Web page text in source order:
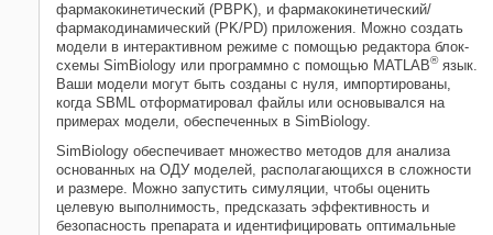
Симуляция
Оценка
Развертывание
фармакокинетический (PBPK), и фармакокинетический/
фармакодинамический (PK/PD) приложения. Можно создать
модели в интерактивном режиме с помощью редактора блок-
схемы SimBiology или программно с помощью MATLAB®язык.
Ваши модели могут быть созданы с нуля, импортированы,
когда SBML отформатировал файлы или основывался на
примерах модели, обеспеченных в SimBiology.
SimBiology обеспечивает множество методов для анализа
основанных на ОДУ моделей, располагающихся в сложности
и размере. Можно запустить симуляции, чтобы оценить
целевую выполнимость, предсказать эффективность и
безопасность препарата и идентифицировать оптимальные